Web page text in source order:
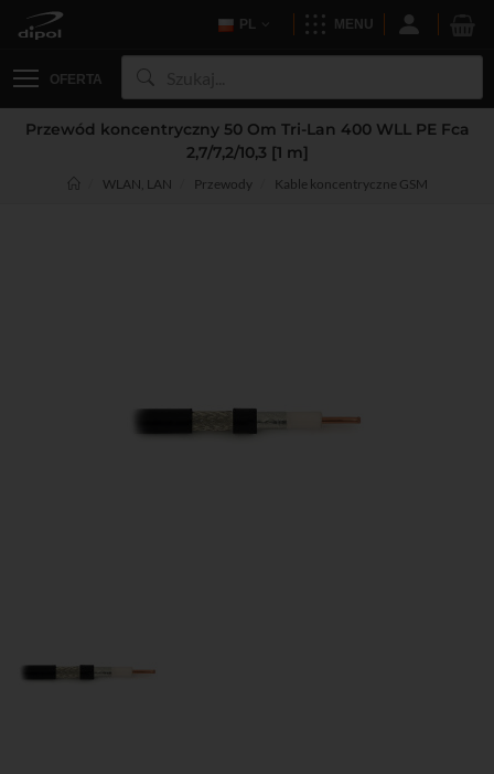
PL MENU
OFERTA
Przewód koncentryczny 50 Om Tri-Lan 400 WLL PE Fca
2,7/7,2/10,3 [1 m]
WLAN, LAN Przewody Kable koncentryczne GSM